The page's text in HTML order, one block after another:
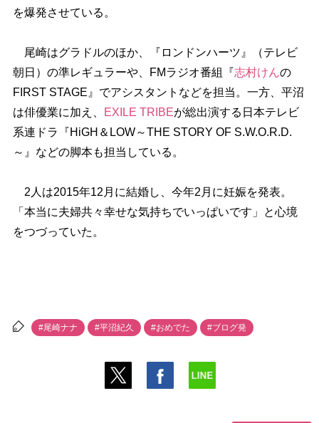
を爆発させている。
尾崎はグラドルのほか、『ロンドンハーツ』（テレビ
朝日）の準レギュラーや、FMラジオ番組『志村けんの
FIRST STAGE』でアシスタントなどを担当。一方、平沼
は俳優業に加え、
EXILE TRIBEが総出演する日本テレビ
系連ドラ『HiGH＆LOW～THE STORY OF S.W.O.R.D.
～』などの脚本も担当している。
2人は2015年12月に結婚し、今年2月に妊娠を発表。
「本当に夫婦共々幸せな気持ちでいっぱいです」と心境
をつづっていた。
#尾崎ナナ #平沼紀久 #おめでた #ブログ発